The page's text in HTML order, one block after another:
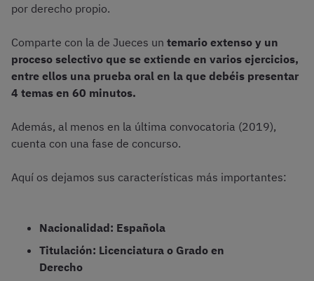
por derecho propio.
Comparte con la de Jueces un temario extenso y un
proceso selectivo que se extiende en varios ejercicios,
entre ellos una prueba oral en la que debéis presentar
4 temas en 60 minutos.
Además, al menos en la última convocatoria (2019),
cuenta con una fase de concurso.
Aquí os dejamos sus características más importantes:
Nacionalidad: Española
Titulación: Licenciatura o Grado en
Derecho